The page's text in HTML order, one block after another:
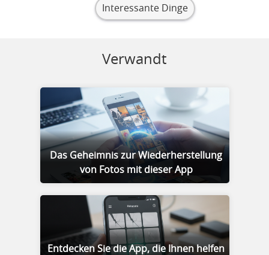
Interessante Dinge
Verwandt
Das Geheimnis zur Wiederherstellung
von Fotos mit dieser App
Entdecken Sie die App, die Ihnen helfen